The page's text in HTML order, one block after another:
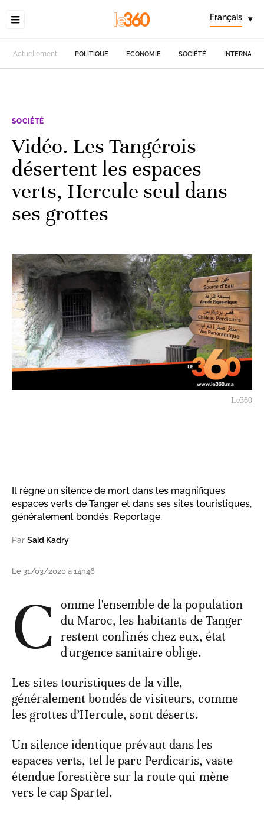
Français ▾
Actuellement POLITIQUE ECONOMIE SOCIÉTÉ
SOCIÉTÉ
Vidéo. Les Tangérois
désertent les espaces
verts, Hercule seul dans
ses grottes
Le360
Il règne un silence de mort dans les magnifiques
espaces verts de Tanger et dans ses sites touristiques,
généralement bondés. Reportage.
Par Said Kadry
Le 31/03/2020 à 14h46
C omme l'ensemble de la population
du Maroc, les habitants de Tanger
restent confinés chez eux, état
d'urgence sanitaire oblige.
Les sites touristiques de la ville,
généralement bondés de visiteurs, comme
les grottes d’Hercule, sont déserts.
Un silence identique prévaut dans les
espaces verts, tel le parc Perdicaris, vaste
étendue forestière sur la route qui mène
vers le cap Spartel.